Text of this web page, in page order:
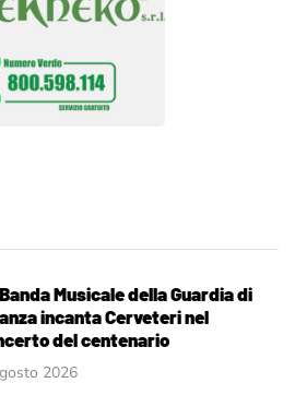
Musicale della Guardia di
incanta Cerveteri nel
del centenario
2026